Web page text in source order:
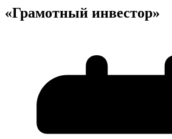
«Грамотный инвестор»